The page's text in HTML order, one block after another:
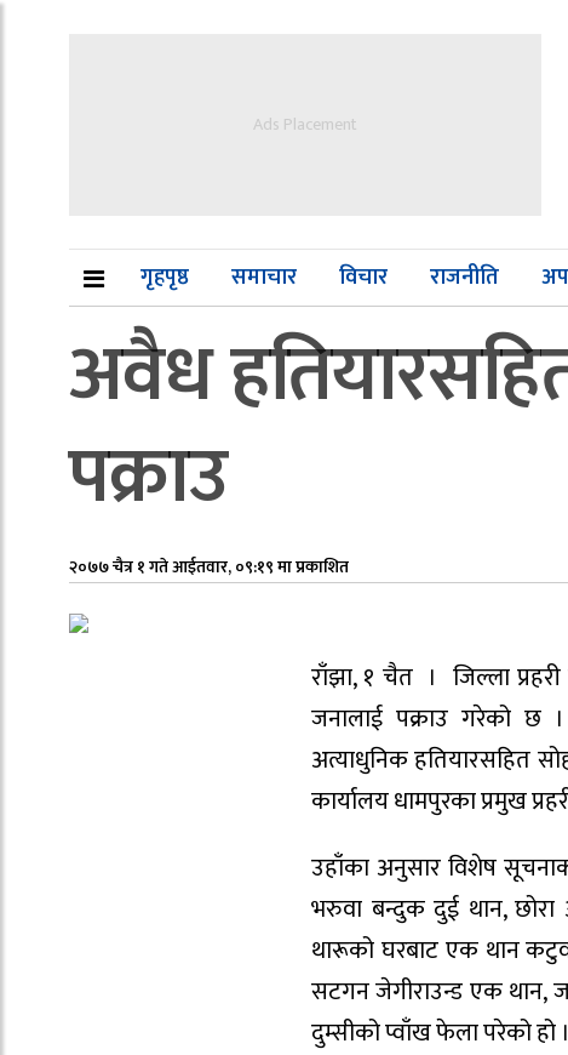
Ads Placement
गृहपृष्ठ समाचार विचार राजनीति
अवैध
पक्राउ
२०७७ चैत्र १ गते आईतवार, ०९:१९ मा प्रकाशित
राँझा, १ चैत । जिल्ला
जनालाई पक्राउ गरेको छ ।
अत्याधुनिक हतियारसहित
कार्यालय धामपुरका प्रमुख
उहाँका अनुसार विशेष
भरुवा बन्दुक दुई थान,
थारूको घरबाट एक थान
सटगन जेगीराउन्ड एक थान,
दुम्सीको प्वाँख फेला परेको हो ।